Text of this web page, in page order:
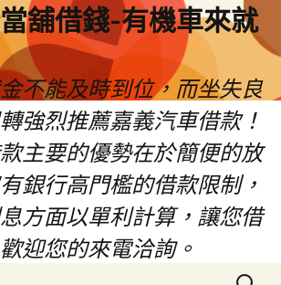
舖借錢-有機車來就
不能及時到位，而坐失良
強烈推薦嘉義汽車借款！
主要的優勢在於簡便的放
銀行高門檻的借款限制，
方面以單利計算，讓您借
迎您的來電洽詢。
搜